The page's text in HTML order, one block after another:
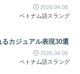
2026.04.08
ベトナム語スラング
カジュアル表現30選
2026.04.08
ベトナム語スラング